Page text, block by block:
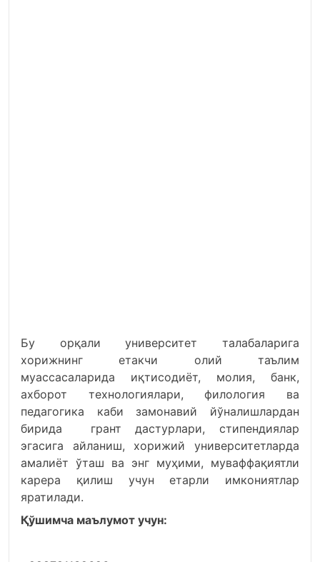
Бу орқали университет талабаларига
хорижнинг етакчи олий таълим
муассасаларида иқтисодиёт, молия, банк,
ахборот технологиялари, филология ва
педагогика каби замонавий йўналишлардан
бирида грант дастурлари, стипендиялар
эгасига айланиш, хорижий университетларда
амалиёт ўташ ва энг муҳими, муваффақиятли
карера қилиш учун етарли имкониятлар
яратилади.
Қўшимча маълумот учун: